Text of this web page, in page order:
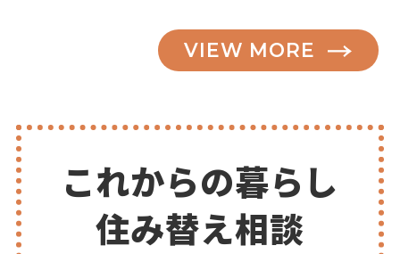
VIEW MORE
これからの暮らし
住み替え相談